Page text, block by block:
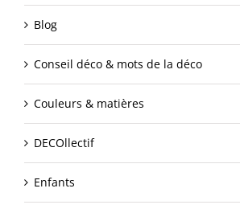
Blog
Conseil déco & mots de la déco
Couleurs & matières
DECOllectif
Enfants